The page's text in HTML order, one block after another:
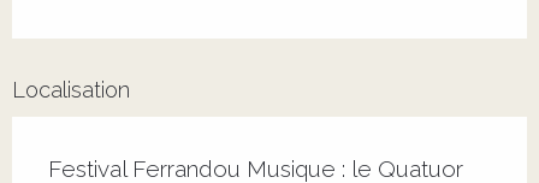
Localisation
Festival Ferrandou Musique : le Quatuor